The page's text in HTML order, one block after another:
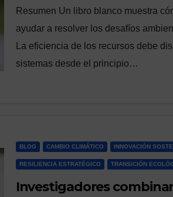
ofrece soluciones
Resumen Un libro blanco muestra
ayudar a resolver los desafíos
La eficiencia de los recursos debe
sistemas desde el principio…
BLOG CAMBIO CLIMÁTICO INNOVACIÓN
RESILIENCIA ESTRATÉGICO TRANSICIÓN
Investigadores